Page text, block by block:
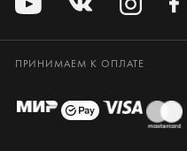
ПРИНИМАЕМ К ОПЛАТЕ